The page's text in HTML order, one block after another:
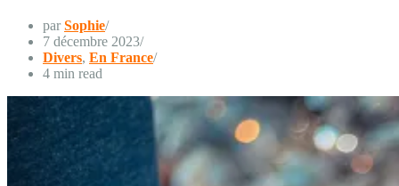
parSophie
7 décembre 2023
Divers, En France
4 min read